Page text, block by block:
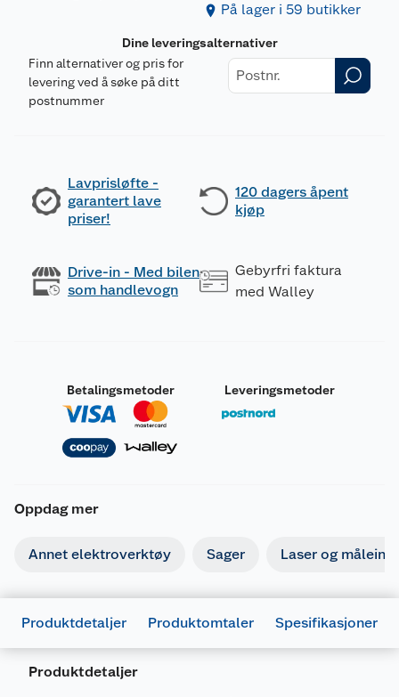
På lager i 59 butikker
Dine leveringsalternativer
Finn alternativer og pris for
levering ved å søke på ditt
postnummer
Lavprisløfte -
garantert lave
priser!
120 dagers åpent
kjøp
Drive-in - Med bilen
som handlevogn
Gebyrfri faktura
med Walley
Betalingsmetoder Leveringsmetoder
Oppdag mer
Annet elektroverktøy Sager Laser og
Produktdetaljer Produktomtaler Spesifikasjoner
Produktdetaljer